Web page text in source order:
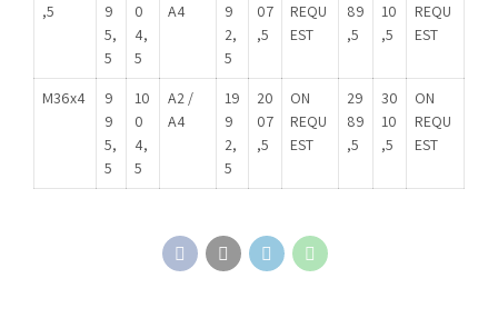
,5
9
5,
5
0
4,
5
A4
9
2,
5
07
,5
REQU
EST
89
,5
10
,5
REQU
EST
M36x4
9
9
5,
5
10
0
4,
5
A2 /
A4
19
9
2,
5
20
07
,5
ON
REQU
EST
29
89
,5
30
10
,5
ON
REQU
EST